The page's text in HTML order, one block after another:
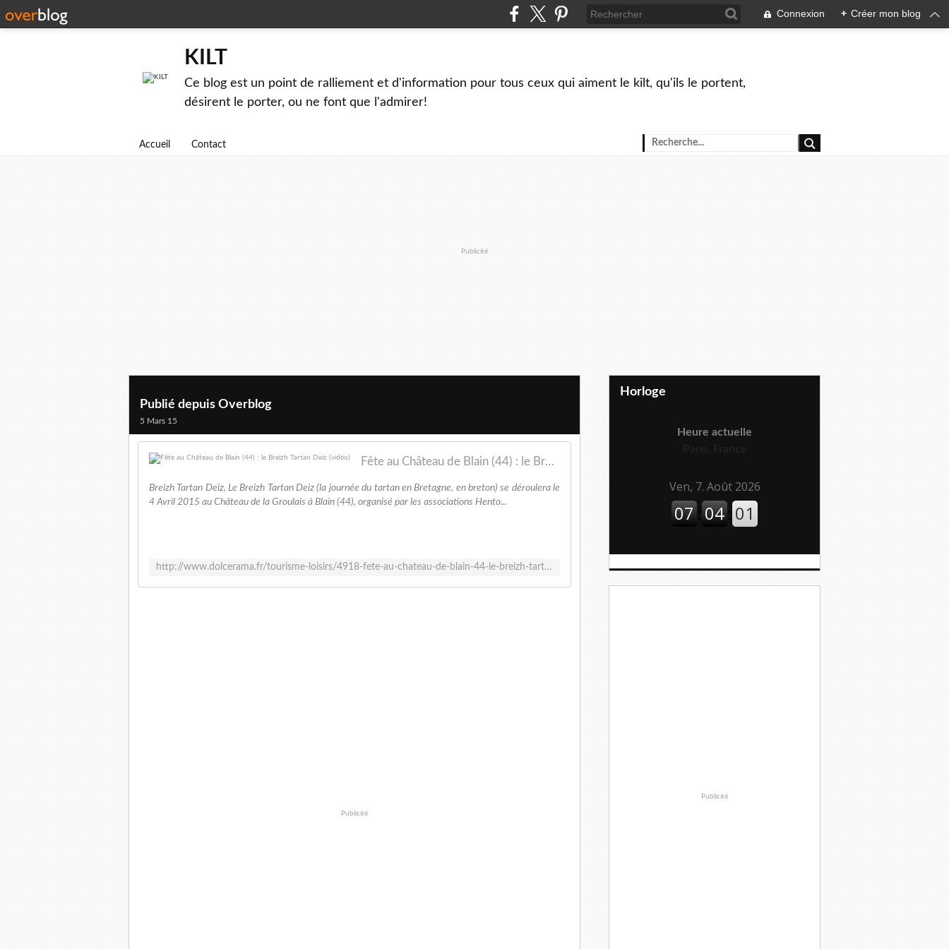
Connexion + Créer mon blog
KILT
Ce blog est un point de ralliement et d'information pour tous ceux qui aiment le kilt, qu'ils le portent,
désirent le porter, ou ne font que l'admirer!
Accueil Contact
Publicité
Publié depuis Overblog
5 Mars 15
Fête au Château de Blain (44) : le Breizh Tartan Deiz (vidéo)
Breizh Tartan Deiz, Le Breizh Tartan Deiz (la journée du tartan en Bretagne, en breton) se déroulera le
4 Avril 2015 au Château de la Groulais à Blain (44), organisé par les associations Hento...
http://www.dolcerama.fr/tourisme-loisirs/4918-fete-au-chateau-de-blain-44-le-breizh-tartan-deiz.html
Publicité
Horloge
Heure actuelle
Publicité